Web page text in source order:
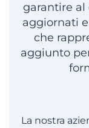
garantire al
aggiornati
che
aggiunto
La nostra